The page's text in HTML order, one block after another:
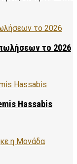
το 2026
Hassabis